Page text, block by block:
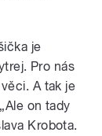
je
Pro nás
A tak je
on tady
Krobota.